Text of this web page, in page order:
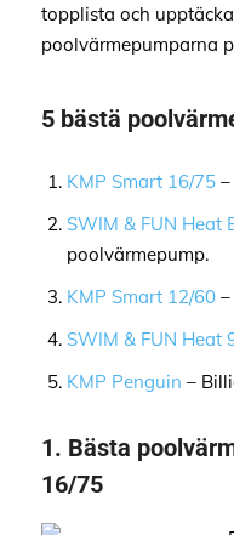
topplista och
poolvärmepumparna
5 bästä
KMP Smart 16/75
SWIM & FUN Heat
poolvärmepump.
KMP Smart 12/60
SWIM & FUN Heat
KMP Penguin –
1. Bästa
16/75